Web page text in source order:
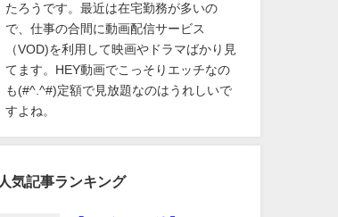
たろうです。最近は在宅勤務が多いの
で、仕事の合間に動画配信サービス
（VOD)を利用して映画やドラマばかり見
てます。HEY動画でこっそりエッチなの
も(#^.^#)定額で見放題なのはうれしいで
すよね。
人気記事ランキング